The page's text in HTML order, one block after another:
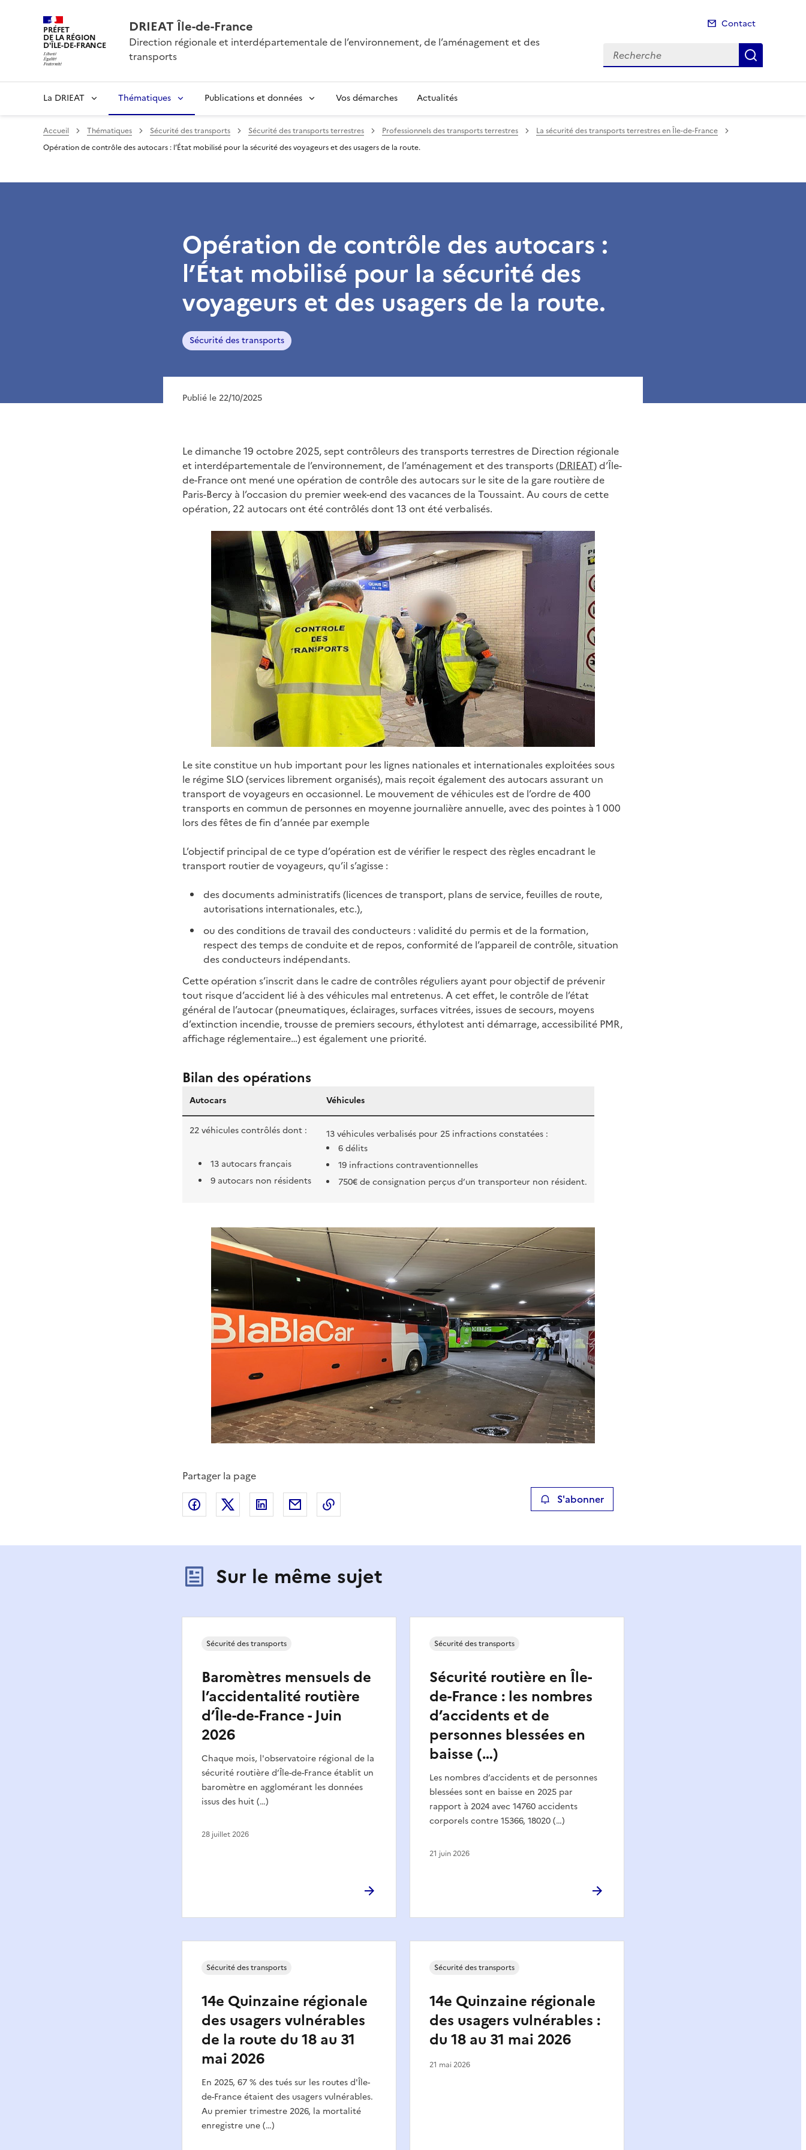
PRÉFET
DE LA RÉGION
D'ÎLE-DE-FRANCE
DRIEAT Île-de-France
Direction régionale et interdépartementale de l’environnement, de l’aménagement et des
transports
Contact
Recherche
La DRIEAT Thématiques Publications et données Vos démarches Actualités
Accueil Thématiques Sécurité des transports Sécurité des transports terrestres Professionnels des transports terrestres
La sécurité des transports terrestres en Île-de-France
Opération de contrôle des autocars : l’État mobilisé pour la sécurité des voyageurs et des usagers de la route.
Opération de contrôle des autocars :
l’État mobilisé pour la sécurité des
voyageurs et des usagers de la route.
Sécurité des transports
Publié le 22/10/2025
Le dimanche 19 octobre 2025, sept contrôleurs des transports terrestres de Direction régionale
et interdépartementale de l’environnement, de l’aménagement et des transports (DRIEAT) d’Île-
de-France ont mené une opération de contrôle des autocars sur le site de la gare routière de
Paris-Bercy à l’occasion du premier week-end des vacances de la Toussaint. Au cours de cette
opération, 22 autocars ont été contrôlés dont 13 ont été verbalisés.
Le site constitue un hub important pour les lignes nationales et internationales exploitées sous
le régime SLO (services librement organisés), mais reçoit également des autocars assurant un
transport de voyageurs en occasionnel. Le mouvement de véhicules est de l’ordre de 400
transports en commun de personnes en moyenne journalière annuelle, avec des pointes à 1 000
lors des fêtes de fin d’année par exemple
L’objectif principal de ce type d’opération est de vérifier le respect des règles encadrant le
transport routier de voyageurs, qu’il s’agisse :
des documents administratifs (licences de transport, plans de service, feuilles de route,
autorisations internationales, etc.),
ou des conditions de travail des conducteurs : validité du permis et de la formation,
respect des temps de conduite et de repos, conformité de l’appareil de contrôle, situation
des conducteurs indépendants.
Cette opération s’inscrit dans le cadre de contrôles réguliers ayant pour objectif de prévenir
tout risque d’accident lié à des véhicules mal entretenus. A cet effet, le contrôle de l’état
général de l’autocar (pneumatiques, éclairages, surfaces vitrées, issues de secours, moyens
d’extinction incendie, trousse de premiers secours, éthylotest anti démarrage, accessibilité PMR,
affichage réglementaire…) est également une priorité.
Bilan des opérations
Autocars Véhicules
22 véhicules contrôlés dont :
13 autocars français
9 autocars non résidents
13 véhicules verbalisés pour 25 infractions constatées :
6 délits
19 infractions contraventionnelles
750€ de consignation perçus d’un transporteur non résident.
Partager la page
Partager sur Facebook
Partager sur XPartager sur LinkedIn
Partager par emailCopier le lien de la page dans le presse-papier S'abonner
Sur le même sujet
Baromètres mensuels de
l’accidentalité routière
d’Île-de-France - Juin
2026
Chaque mois, l'observatoire régional de la
sécurité routière d’Île-de-France établit un
baromètre en agglomérant les données
issus des huit (…)
Sécurité des transports
28 juillet 2026
Sécurité routière en Île-
de-France : les nombres
d’accidents et de
personnes blessées en
baisse (…)
Les nombres d’accidents et de personnes
blessées sont en baisse en 2025 par
rapport à 2024 avec 14760 accidents
corporels contre 15366, 18020 (…)
Sécurité des transports
21 juin 2026
14e Quinzaine régionale
des usagers vulnérables
de la route du 18 au 31
mai 2026
En 2025, 67 % des tués sur les routes d'Île-
de-France étaient des usagers vulnérables.
Au premier trimestre 2026, la mortalité
enregistre une (…)
Sécurité des transports
14e Quinzaine régionale
des usagers vulnérables :
du 18 au 31 mai 2026
Sécurité des transports
21 mai 2026